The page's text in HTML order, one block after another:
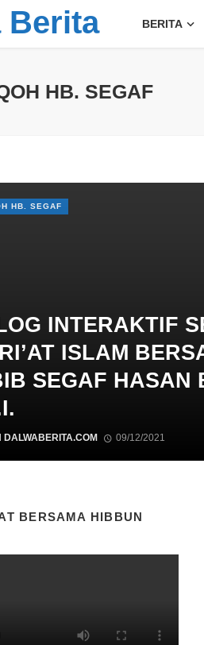
Berita BERITA
HB. SEGAF
INTERAKTIF
ISLAM
SEGAF HASAN
DALWABERITA.COM 09/12/2021
HB. SEGAF
BERSAMA HIBBUN